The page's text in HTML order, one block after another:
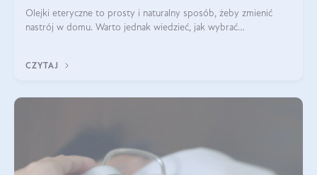
Olejki eteryczne to prosty i naturalny sposób, żeby zmienić
nastrój w domu. Warto jednak wiedzieć, jak wybrać
kryteria wyboru!
CZYTAJ